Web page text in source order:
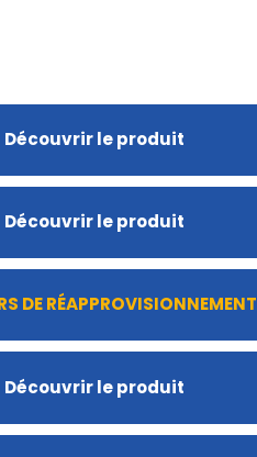
Découvrir le produit
Découvrir le produit
DE RÉAPPROVISIONNEMENT
Découvrir le produit